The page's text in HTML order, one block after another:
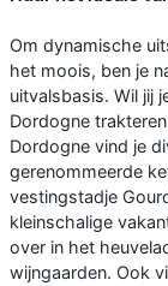
Om dynamische
het moois, ben je
uitvalsbasis. Wil jij
Dordogne
Dordogne vind je
gerenommeerde
vestingstadje
kleinschalige
over in het
wijngaarden. Ook